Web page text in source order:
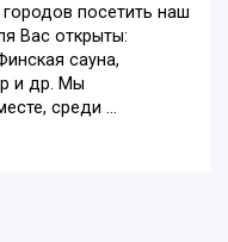
посетить наш
Вас открыты:
сауна,
и др. Мы
среди ...